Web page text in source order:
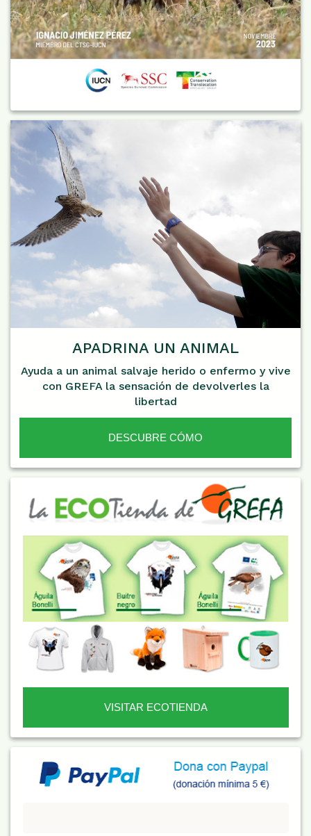
APADRINA UN ANIMAL
Ayuda a un animal salvaje herido o enfermo y vive
con GREFA la sensación de devolverles la
libertad
DESCUBRE CÓMO
VISITAR ECOTIENDA